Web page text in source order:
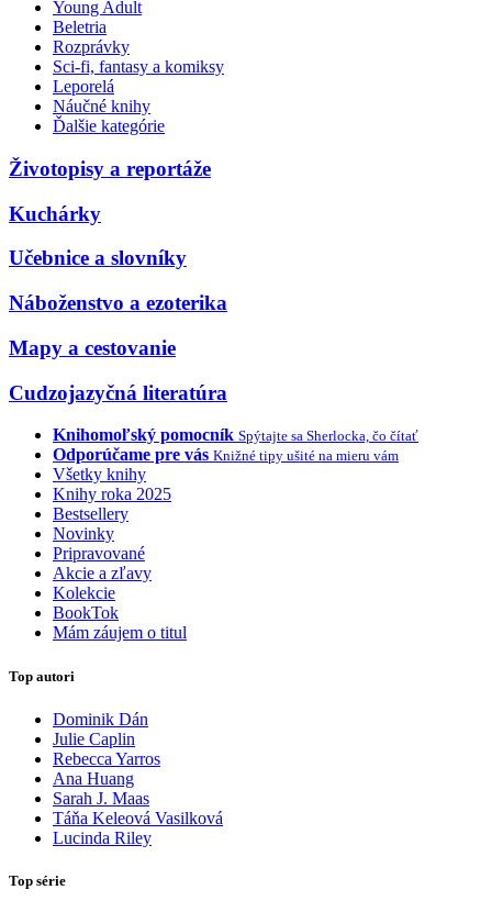
Young Adult
Beletria
Rozprávky
Sci-fi, fantasy a komiksy
Leporelá
Náučné knihy
Ďalšie kategórie
Životopisy a reportáže
Kuchárky
Učebnice a slovníky
Náboženstvo a ezoterika
Mapy a cestovanie
Cudzojazyčná literatúra
Knihomoľský pomocník Spýtajte sa Sherlocka, čo čítať
Odporúčame pre vás Knižné tipy ušité na mieru vám
Všetky knihy
Knihy roka 2025
Bestsellery
Novinky
Pripravované
Akcie a zľavy
Kolekcie
BookTok
Mám záujem o titul
Top autori
Dominik Dán
Julie Caplin
Rebecca Yarros
Ana Huang
Sarah J. Maas
Táňa Keleová Vasilková
Lucinda Riley
Top série